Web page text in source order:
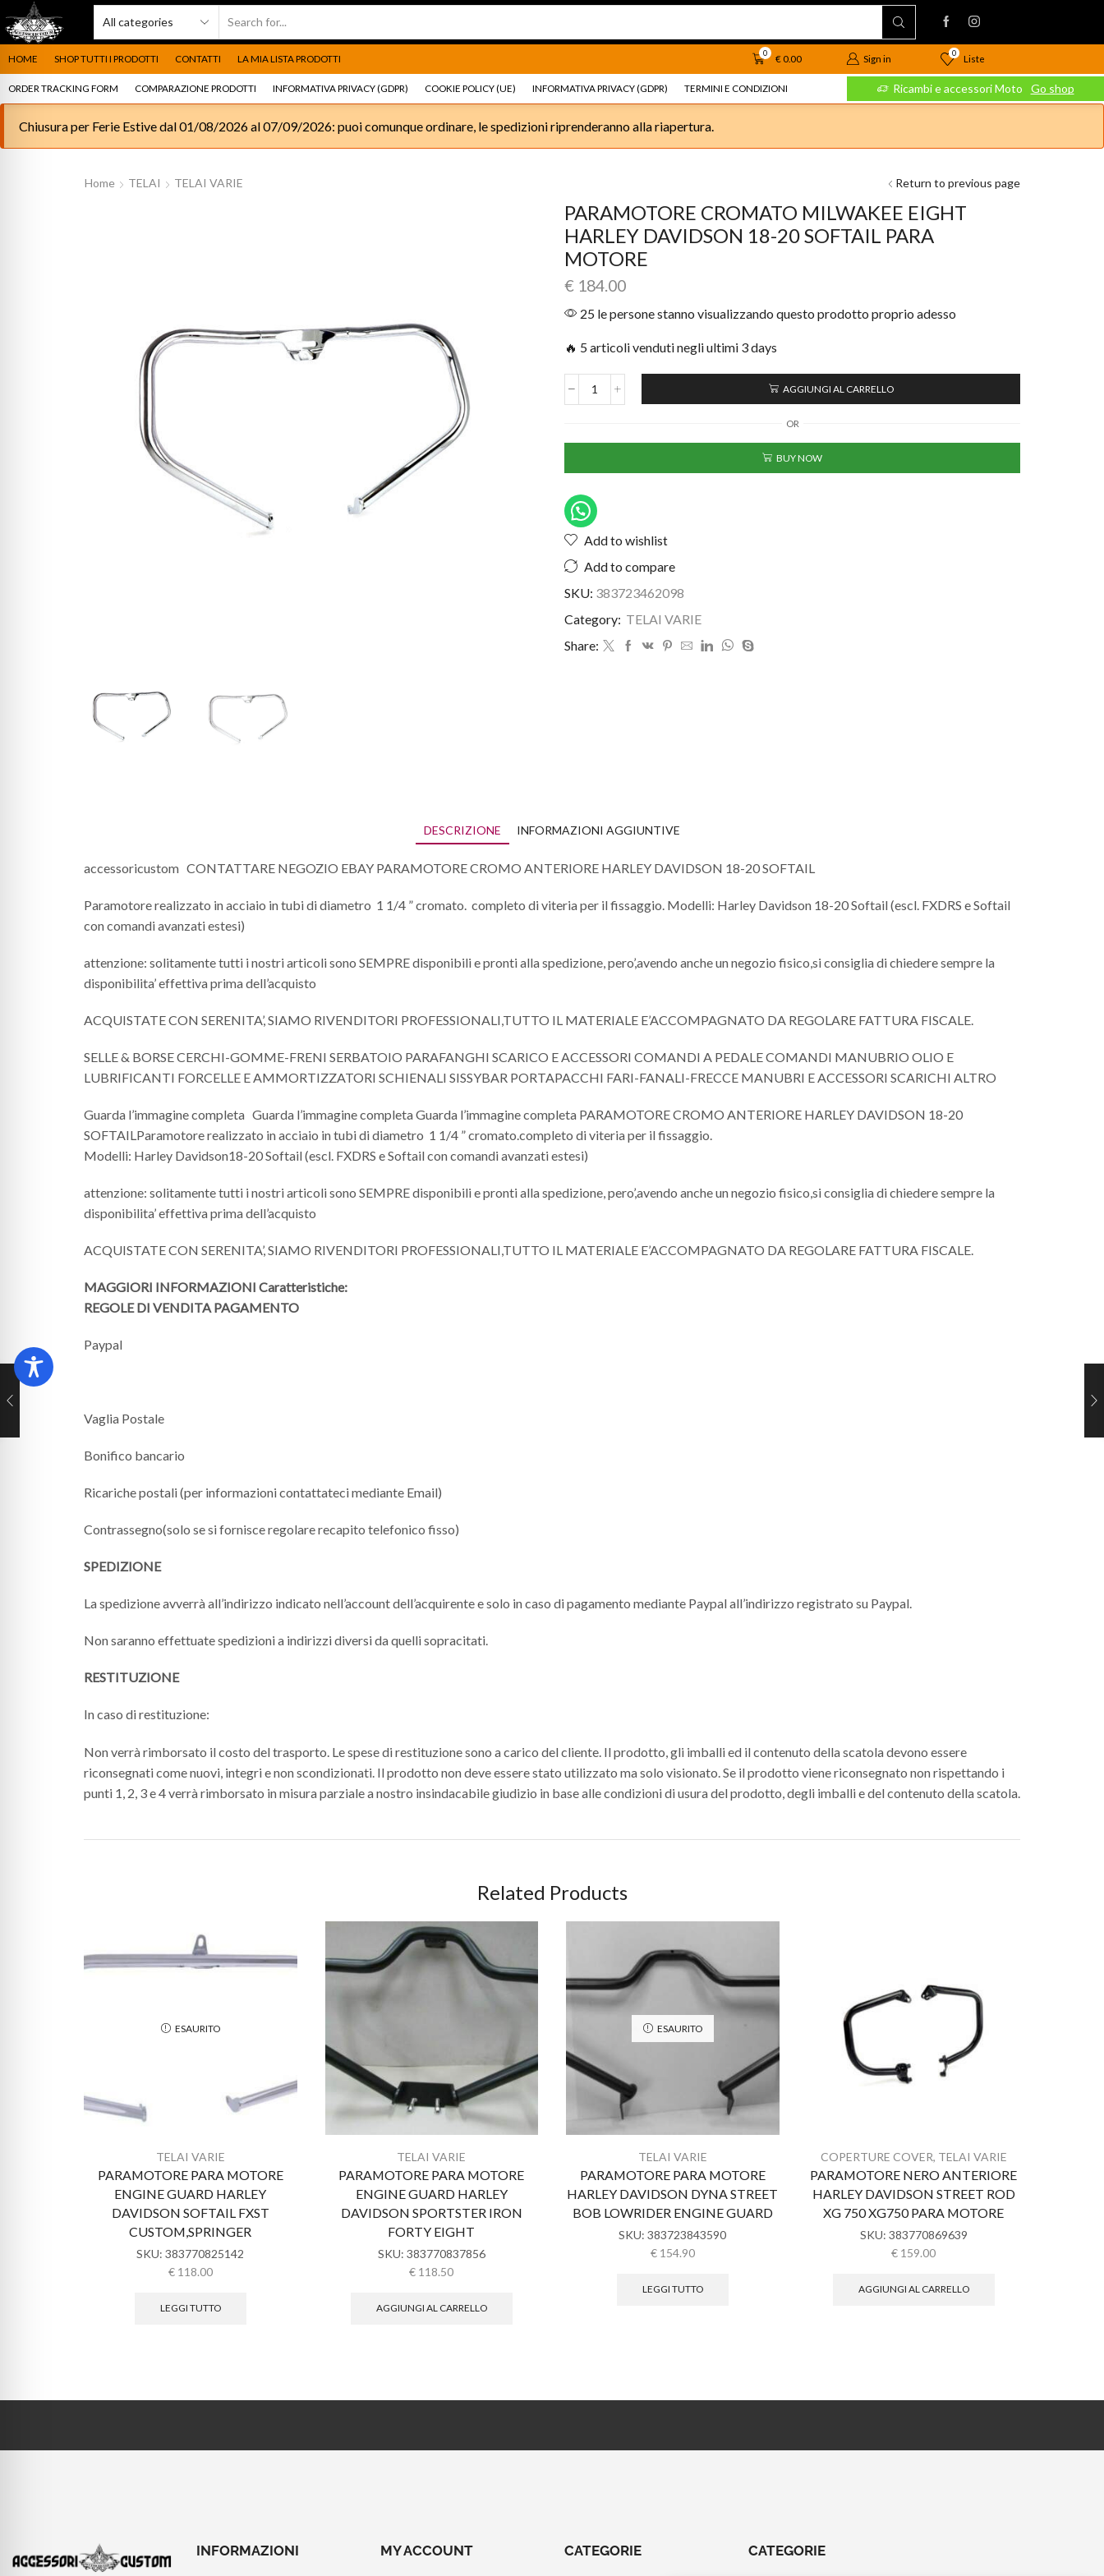
HOME SHOP TUTTI I PRODOTTI CONTATTI LA MIA LISTA PRODOTTI
0
€0.00 Sign in
0
Liste
ORDER TRACKING FORM COMPARAZIONE PRODOTTI INFORMATIVA PRIVACY (GDPR) COOKIE POLICY (UE) INFORMATIVA PRIVACY (GDPR) TERMINI E CONDIZIONI
Ricambi e accessori Moto Go shop Ricambi e accessori Moto Go shop Ricambi e accessori Moto Go shop
Chiusura per Ferie Estive dal 01/08/2026 al 07/09/2026: puoi comunque ordinare, le spedizioni riprenderanno alla riapertura.
Home TELAI TELAI VARIE Return to previous page
PARAMOTORE CROMATO MILWAKEE EIGHT
HARLEY DAVIDSON 18-20 SOFTAIL PARA
MOTORE
€ 184.00
25 le persone stanno visualizzando questo prodotto proprio adesso
🔥 5 articoli venduti negli ultimi 3 days
AGGIUNGI AL CARRELLO
OR
BUY NOW
Add to wishlist
Add to compare
SKU: 383723462098
Category: TELAI VARIE
Share:
DESCRIZIONE INFORMAZIONI AGGIUNTIVE
accessoricustom CONTATTARE NEGOZIO EBAY PARAMOTORE CROMO ANTERIORE HARLEY DAVIDSON 18-20 SOFTAIL
Paramotore realizzato in acciaio in tubi di diametro 1 1/4 ” cromato. completo di viteria per il fissaggio. Modelli: Harley Davidson 18-20 Softail (escl. FXDRS e Softail
con comandi avanzati estesi)
attenzione: solitamente tutti i nostri articoli sono SEMPRE disponibili e pronti alla spedizione, pero’,avendo anche un negozio fisico,si consiglia di chiedere sempre la
disponibilita’ effettiva prima dell’acquisto
ACQUISTATE CON SERENITA’, SIAMO RIVENDITORI PROFESSIONALI,TUTTO IL MATERIALE E’ACCOMPAGNATO DA REGOLARE FATTURA FISCALE.
SELLE & BORSE CERCHI-GOMME-FRENI SERBATOIO PARAFANGHI SCARICO E ACCESSORI COMANDI A PEDALE COMANDI MANUBRIO OLIO E
LUBRIFICANTI FORCELLE E AMMORTIZZATORI SCHIENALI SISSYBAR PORTAPACCHI FARI-FANALI-FRECCE MANUBRI E ACCESSORI SCARICHI ALTRO
Guarda l’immagine completa Guarda l’immagine completa Guarda l’immagine completa PARAMOTORE CROMO ANTERIORE HARLEY DAVIDSON 18-20
SOFTAILParamotore realizzato in acciaio in tubi di diametro 1 1/4 ” cromato.completo di viteria per il fissaggio.
Modelli: Harley Davidson18-20 Softail (escl. FXDRS e Softail con comandi avanzati estesi)
attenzione: solitamente tutti i nostri articoli sono SEMPRE disponibili e pronti alla spedizione, pero’,avendo anche un negozio fisico,si consiglia di chiedere sempre la
disponibilita’ effettiva prima dell’acquisto
ACQUISTATE CON SERENITA’, SIAMO RIVENDITORI PROFESSIONALI,TUTTO IL MATERIALE E’ACCOMPAGNATO DA REGOLARE FATTURA FISCALE.
MAGGIORI INFORMAZIONI Caratteristiche:
REGOLE DI VENDITA PAGAMENTO
Paypal
Vaglia Postale
Bonifico bancario
Ricariche postali (per informazioni contattateci mediante Email)
Contrassegno(solo se si fornisce regolare recapito telefonico fisso)
SPEDIZIONE
La spedizione avverrà all’indirizzo indicato nell’account dell’acquirente e solo in caso di pagamento mediante Paypal all’indirizzo registrato su Paypal.
Non saranno effettuate spedizioni a indirizzi diversi da quelli sopracitati.
RESTITUZIONE
In caso di restituzione:
Non verrà rimborsato il costo del trasporto. Le spese di restituzione sono a carico del cliente. Il prodotto, gli imballi ed il contenuto della scatola devono essere
riconsegnati come nuovi, integri e non scondizionati. Il prodotto non deve essere stato utilizzato ma solo visionato. Se il prodotto viene riconsegnato non rispettando i
punti 1, 2, 3 e 4 verrà rimborsato in misura parziale a nostro insindacabile giudizio in base alle condizioni di usura del prodotto, degli imballi e del contenuto della scatola.
Related Products
ESAURITO
TELAI VARIE
PARAMOTORE PARA MOTORE
ENGINE GUARD HARLEY
DAVIDSON SOFTAIL FXST
CUSTOM,SPRINGER
SKU:383770825142
€118.00
LEGGI TUTTO
TELAI VARIE
PARAMOTORE PARA MOTORE
ENGINE GUARD HARLEY
DAVIDSON SPORTSTER IRON
FORTY EIGHT
SKU: 383770837856
€ 118.50
AGGIUNGI AL CARRELLO
ESAURITO
TELAI VARIE
PARAMOTORE PARA MOTORE
HARLEY DAVIDSON DYNA STREET
BOB LOWRIDER ENGINE GUARD
SKU:383723843590
€154.90
LEGGI TUTTO
COPERTURE COVER, TELAI VARIE
PARAMOTORE NERO ANTERIORE
HARLEY DAVIDSON STREET ROD
XG 750 XG750 PARA MOTORE
SKU: 383770869639
€ 159.00
AGGIUNGI AL CARRELLO
INFORMAZIONI MY ACCOUNT CATEGORIE CATEGORIE